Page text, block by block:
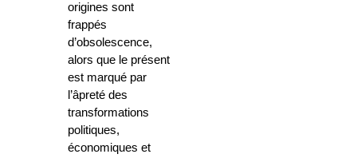
origines sont
frappés
d’obsolescence,
alors que le présent
est marqué par
l’âpreté des
transformations
politiques,
économiques et